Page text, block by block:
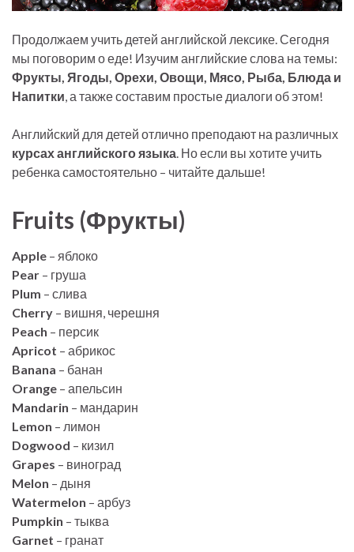
Продолжаем учить детей английской лексике. Сегодня
мы поговорим о еде! Изучим английские слова на темы:
Фрукты, Ягоды, Орехи, Овощи, Мясо, Рыба, Блюда и
Напитки, а также составим простые диалоги об этом!
Английский для детей отлично преподают на различных
курсах английского языка. Но если вы хотите учить
ребенка самостоятельно – читайте дальше!
Fruits (Фрукты)
Apple – яблоко
Pear – груша
Plum – слива
Cherry – вишня, черешня
Peach – персик
Apricot – абрикос
Banana – банан
Orange – апельсин
Mandarin – мандарин
Lemon – лимон
Dogwood – кизил
Grapes – виноград
Melon – дыня
Watermelon – арбуз
Pumpkin – тыква
Garnet – гранат